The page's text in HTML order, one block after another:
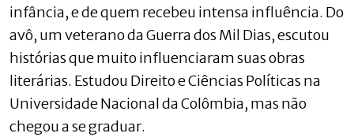
infância, e de quem recebeu intensa influência. Do
avô, um veterano da Guerra dos Mil Dias, escutou
histórias que muito influenciaram suas obras
literárias. Estudou Direito e Ciências Políticas na
Universidade Nacional da Colômbia, mas não
chegou a se graduar.